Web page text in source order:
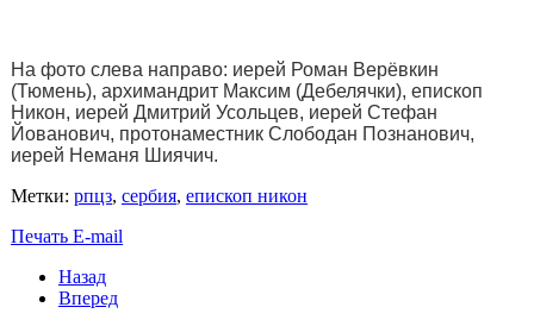
На фото слева направо: иерей Роман Верёвкин
(Тюмень), архимандрит Максим (Дебелячки), епископ
Никон, иерей Дмитрий Усольцев, иерей Стефан
Йованович, протонаместник Слободан Познанович,
иерей Неманя Шиячич.
Метки: рпцз, сербия, епископ никон
Печать E-mail
Назад
Вперед